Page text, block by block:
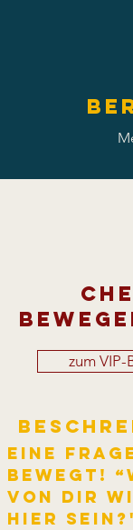
zum
Eine
bewegt!
von dir
hier